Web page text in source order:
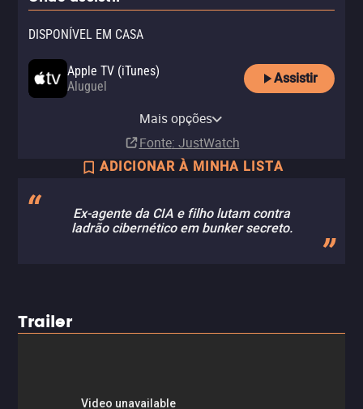
DISPONÍVEL EM CASA
Apple TV (iTunes)
Aluguel
Assistir
Mais opções
Fonte: JustWatch
ADICIONAR À MINHA LISTA
Ex-agente da CIA e filho lutam contra
ladrão cibernético em bunker secreto.
Trailer